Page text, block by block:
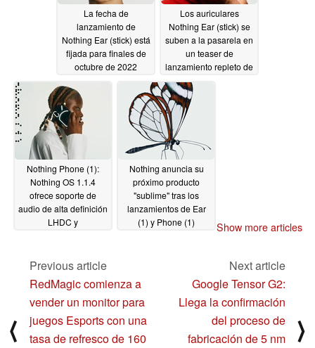
La fecha de
lanzamiento de
Nothing Ear (stick) está
fijada para finales de
octubre de 2022
10/05/2022
Los auriculares
Nothing Ear (stick) se
suben a la pasarela en
un teaser de
lanzamiento repleto de
moda
Nothing Phone (1):
Nothing OS 1.1.4
ofrece soporte de
audio de alta definición
LHDC y
Nothing anuncia su
próximo producto
"sublime" tras los
lanzamientos de Ear
(1) y Phone (1)
Show more articles
⟨
Previous article
RedMagic comienza a
vender un monitor para
juegos Esports con una
tasa de refresco de 160
Next article
Google Tensor G2:
Llega la confirmación
del proceso de
fabricación de 5 nm
⟩